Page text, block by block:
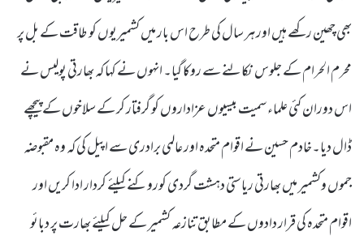
بھی چھین رکھے ہیں اور ہر سال کی طرح اس بار میں کشمیریوں کو طاقت کے بل پر
محرم الحرام کے جلوس نکالنے سے روکا گیا۔ انہوں نے کہا کہ بھارتی پولیس نے
اس دوران کئی علماء سمیت بیسیوں عزاداروں کو گرفتار کر کے سلاخوں کے پیچھے
ڈال دیا۔خادم حسین نے اقوام متحدہ اور عالمی برادری سے اپیل کی کہ وہ مقبوضہ
جموں وکشمیر میں بھارتی ریاستی دہشت گردی کوروکنے کیلئے کردار ادا کریں اور
اقوام متحدہ کی قرار دادوں کے مطابق تنازعہ کشمیر کے حل کیلئے بھارت پر دبائو